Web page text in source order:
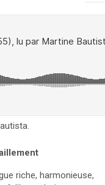
riche, harmonieuse,